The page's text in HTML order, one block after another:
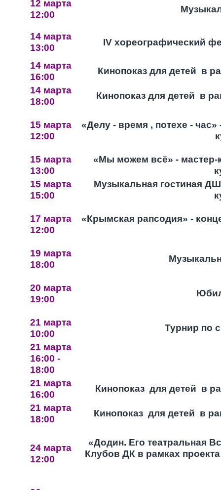
12 марта
12:00
14 марта
13:00
IV хореографический
14 марта
16:00
Кинопоказ для детей в
14 марта
18:00
Кинопоказ для детей в
15 марта
12:00
«Делу - время , потехе -
15 марта
13:00
«Мы можем всё» - мастер-
15 марта
15:00
Музыкальная гостиная
17 марта
12:00
«Крымская рапсодия» -
19 марта
18:00
20 марта
19:00
21 марта
10:00
Турнир по
21 марта
16:00 -
18:00
21 марта
16:00
Кинопоказ для детей в
21 марта
18:00
Кинопоказ для детей в
24 марта
12:00
«Додин. Его театральная
Клубов ДК в рамках